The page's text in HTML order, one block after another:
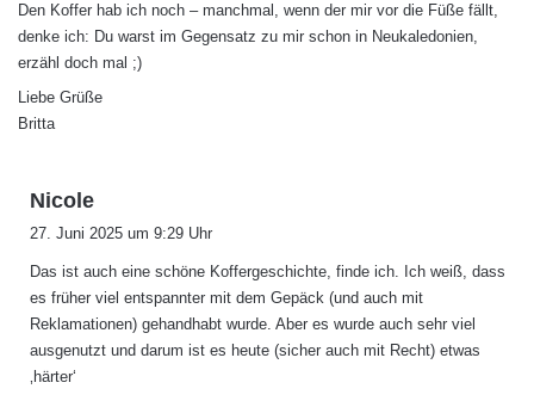
Den Koffer hab ich noch – manchmal, wenn der mir vor die Füße fällt,
denke ich: Du warst im Gegensatz zu mir schon in Neukaledonien,
erzähl doch mal ;)
Liebe Grüße
Britta
Nicole
a
t
:
27. Juni 2025 um 9:29 Uhr
Das ist auch eine schöne Koffergeschichte, finde ich. Ich weiß, dass
es früher viel entspannter mit dem Gepäck (und auch mit
Reklamationen) gehandhabt wurde. Aber es wurde auch sehr viel
ausgenutzt und darum ist es heute (sicher auch mit Recht) etwas
‚härter‘